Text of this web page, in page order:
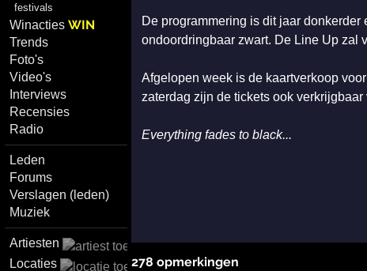
festivals
WinactiesWIN
Trends
Foto's
Video's
Interviews
Recensies
Radio
Leden
Forums
Verslagen (leden)
Muziek
Artiesten
Locaties
De programmering is dit jaar
ondoordringbaar zwart. De Line Up zal
Afgelopen week is de kaartverkoop
zaterdag zijn de tickets ook verkrijgbaar
Everything fades to black...
278 opmerkingen